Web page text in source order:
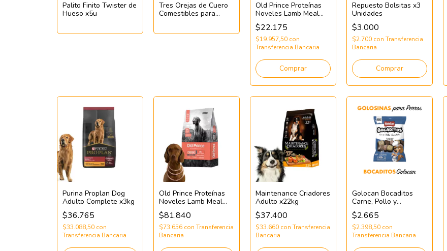
Palito Finito Twister de
Hueso x5u
Tres Orejas de Cuero
Comestibles para
Old Prince Proteínas
Noveles Lamb Meal
Adult Dog Med&Large
Breeds 3kg
$22.175
$19.957,50 con
Transferencia Bancaria
Comprar
Repuesto Bolsitas x3
Unidades
$3.000
$2.700 con Transferencia
Bancaria
Comprar
Purina Proplan Dog
Adulto Complete x3kg
$36.765
$33.088,50 con
Transferencia Bancaria
Old Prince Proteínas
Noveles Lamb Meal
Adult Dog Med&Large
Breeds x15kg
$81.840
$73.656 con Transferencia
Bancaria
Maintenance Criadores
Adulto x22kg
$37.400
$33.660 con Transferencia
Bancaria
Golocan Bocaditos
Carne, Pollo y
Chocolate 100g
$2.665
$2.398,50 con
Transferencia Bancaria